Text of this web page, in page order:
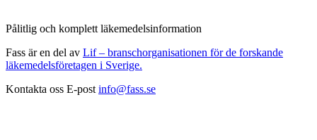
Pålitlig och komplett läkemedelsinformation
Fass är en del av Lif – branschorganisationen för de forskande
läkemedelsföretagen i Sverige.
Kontakta oss E-post info@fass.se